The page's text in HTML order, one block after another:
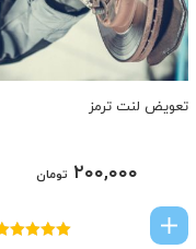
تعویض لنت ترمز
۲۰۰,۰۰۰ تومان